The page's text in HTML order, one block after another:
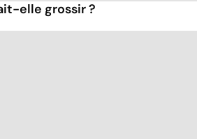
elle grossir ?